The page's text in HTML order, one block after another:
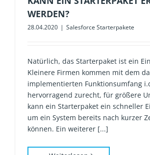
WERDEN?
28.04.2020 | Salesforce Starterpakete
Natürlich, das Starterpaket ist ein
Kleinere Firmen kommen mit dem
implementierten Funktionsumfang
hervorragend zurecht, für größere
kann ein Starterpaket ein schneller
um ein System bereits nach kurzer
können. Ein weiterer [...]